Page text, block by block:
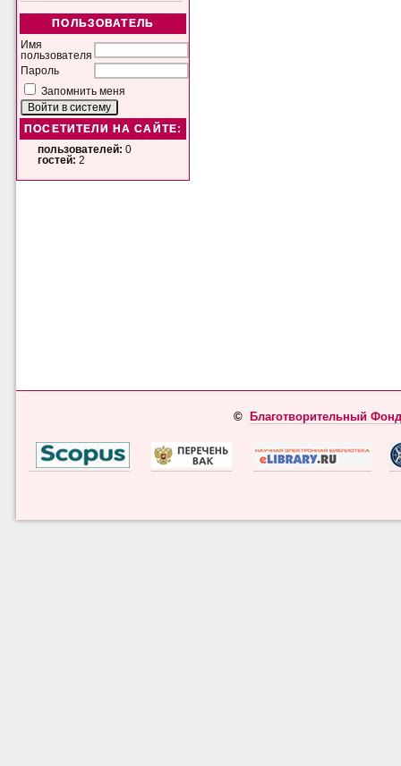
ПОЛЬЗОВАТЕЛЬ
Имя
пользователя
Пароль
Запомнить меня
ПОСЕТИТЕЛИ НА САЙТЕ:
пользователей: 0
гостей: 2
© Благотворительный